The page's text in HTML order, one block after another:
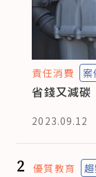
責任消費 案
省錢又減碳
2023.09.12
2 優質教育